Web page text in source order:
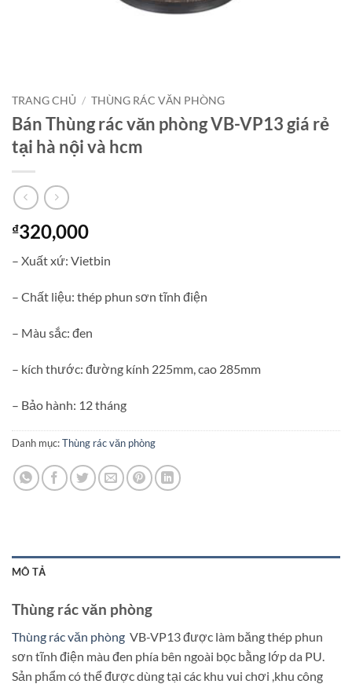
TRANG CHỦ / THÙNG RÁC VĂN PHÒNG
Bán Thùng rác văn phòng VB-VP13 giá rẻ
tại hà nội và hcm
₫320,000
– Xuất xứ: Vietbin
– Chất liệu: thép phun sơn tĩnh điện
– Màu sắc: đen
– kích thước: đường kính 225mm, cao 285mm
– Bảo hành: 12 tháng
Danh mục:Thùng rác văn phòng
MÔ TẢ
Thùng rác văn phòng
Thùng rác văn phòng VB-VP13 được làm băng thép phun
sơn tĩnh điện màu đen phía bên ngoài bọc bằng lớp da PU.
Sản phẩm có thể được dùng tại các khu vui chơi ,khu công